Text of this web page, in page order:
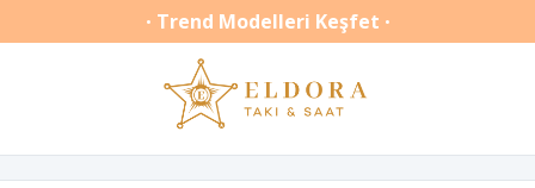
• Trend Modelleri Keşfet •